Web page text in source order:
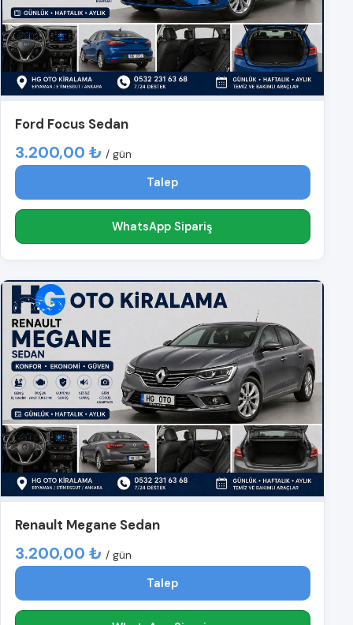
Ford Focus Sedan
3.200,00 ₺ / gün
Talep
WhatsApp Sipariş
Renault Megane Sedan
3.200,00 ₺ / gün
Talep